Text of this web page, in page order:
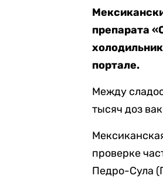
препарата
портале.
Между
тысяч доз
проверке
Педро-Сула